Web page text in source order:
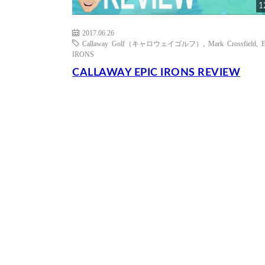
2017.06.26
Callaway Golf（キャロウェイゴルフ）
Mark Crossfield
IRONS
CALLAWAY EPIC IRONS REVIEW